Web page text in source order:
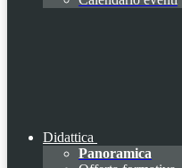
Didattica
Panoramica